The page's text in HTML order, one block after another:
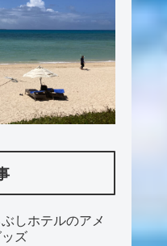
しホテルのアメ
ズ